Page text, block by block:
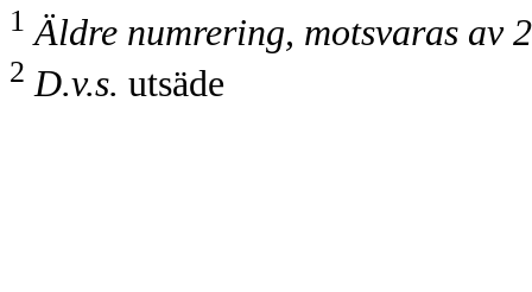
1 Äldre numrering, motsvaras av
2 D.v.s. utsäde